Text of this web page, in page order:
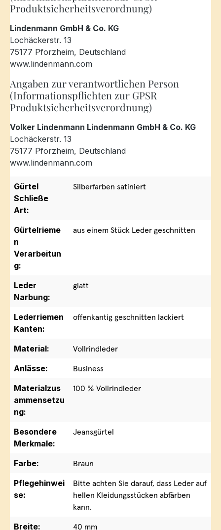
Produktsicherheitsverordnung)
Lindenmann GmbH & Co. KG
Lochäckerstr. 13
75177 Pforzheim, Deutschland
www.lindenmann.com
Angaben zur verantwortlichen Person
(Informationspflichten zur GPSR
Produktsicherheitsverordnung)
Volker Lindenmann Lindenmann GmbH & Co. KG
Lochäckerstr. 13
75177 Pforzheim, Deutschland
www.lindenmann.com
Gürtel
Schließe
Art:
Silberfarben satiniert
Gürtelrieme
n
Verarbeitun
g:
aus einem Stück Leder geschnitten
Leder
Narbung:
glatt
Lederriemen
Kanten:
offenkantig geschnitten lackiert
Material:
Vollrindleder
Anlässe:
Business
Materialzus
ammensetzu
ng:
100 % Vollrindleder
Besondere
Merkmale:
Jeansgürtel
Farbe:
Braun
Pflegehinwei
se:
Bitte achten Sie darauf, dass Leder auf
hellen Kleidungsstücken abfärben
kann.
Breite:
40 mm